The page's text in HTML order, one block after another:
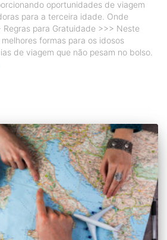
oportunidades de viagem
para a terceira idade. Onde
Regras para Gratuidade >>> Neste
formas para os idosos
de viagem que não pesam no bolso.